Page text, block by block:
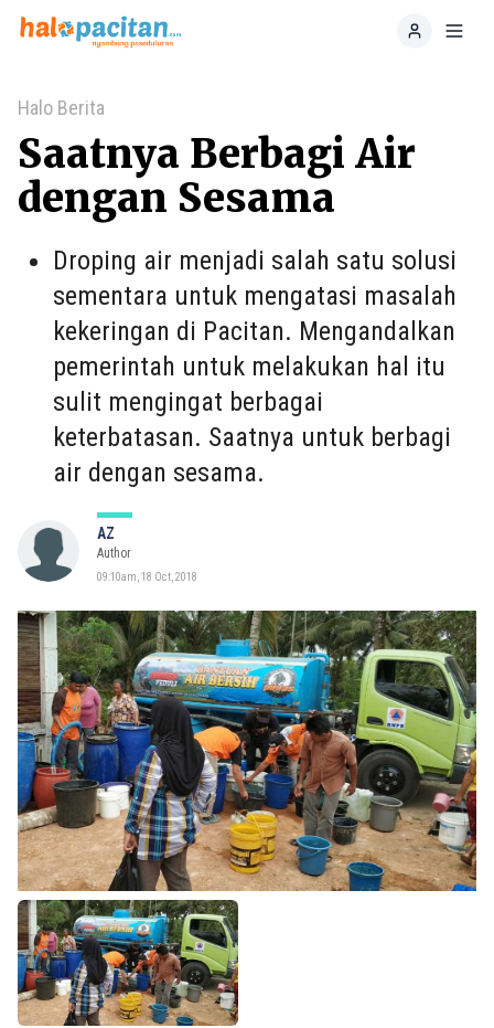
Home
Halo Berita
Saatnya Berbagi Air
dengan Sesama
Droping air menjadi salah satu solusi
sementara untuk mengatasi masalah
kekeringan di Pacitan. Mengandalkan
pemerintah untuk melakukan hal itu
sulit mengingat berbagai
keterbatasan. Saatnya untuk berbagi
air dengan sesama.
AZ
Author
09:10am, 18 Oct, 2018